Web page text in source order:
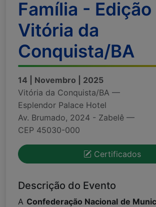
Família - Edição
Vitória da
Conquista/BA
14 | Novembro | 2025
Vitória da Conquista/BA —
Esplendor Palace Hotel
Av. Brumado, 2024 - Zabelê —
CEP 45030-000
Certificados
Descrição do Evento
A Confederação Nacional de